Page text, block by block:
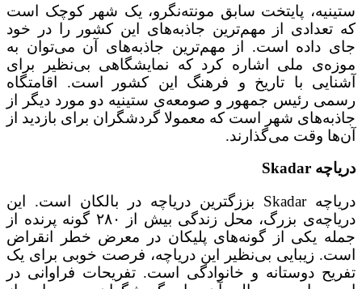
ستینیه، پایتخت سابق مونته‌نگرو، یک شهر کوچک است
که تعدادی از مهم‌ترین جاذبه‌های این کشور را در خود
جای داده است. از مهم‌ترین جاذبه‌های آن می‌توان به
موزه‌ی ملی اشاره کرد که نمایشگاهی بی‌نظیر برای
آشنایی با تاریخ و فرهنگ این کشور است. اقامتگاه
رسمی رئیس جمهور و صومعه‌ی ستینیه دو مورد دیگر از
جاذبه‌های شهر است که معمولا گردشگران برای بازدید از
آن‌ها وقت می‌گذارند.
دریاچه Skadar
دریاچه Skadar بززگترین دریاچه در بالکان است. این
دریاچه‌ی بزرگ، محل زندگی بیش از ۲۸۰ گونه پرنده از
جمله یکی از گونه‌های پلیکان در معرض خطر انقراض
است. زیبایی بی‌نظیر این دریاچه، فرصت خوبی برای یک
تفریح دوستانه و خانوادگی است. تفریحات فراوانی در